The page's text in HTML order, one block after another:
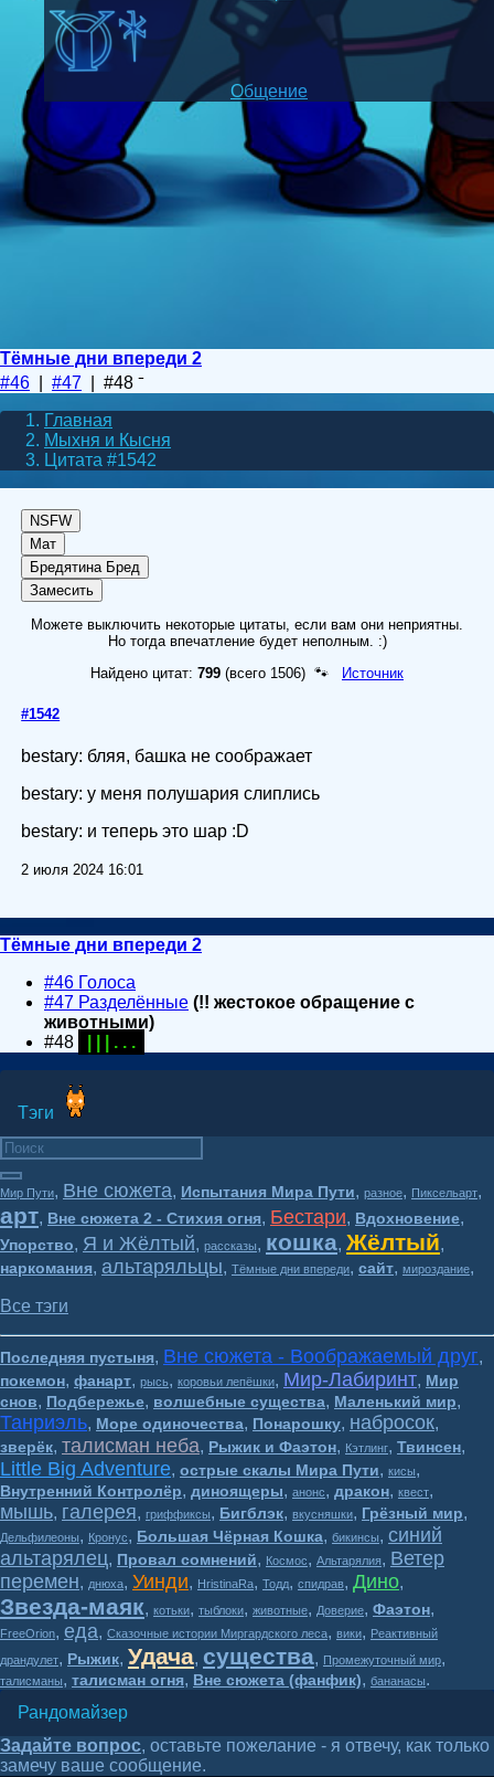
Общение
Тёмные дни впереди 2
#46
#47 | #48
Главная
Мыхня и Кысня
Цитата #1542
NSFW
Мат
Бредятина Бред
Замесить
Можете выключить некоторые цитаты, если вам они неприятны.
Но тогда впечатление будет неполным. :)
Найдено цитат: 799 (всего 1506) 🐾 Источник
#1542
bestary: бляя, башка не соображает
bestary: у меня полушария слиплись
bestary: и теперь это шар :D
2 июля 2024 16:01
Тёмные дни впереди 2
#46 Голоса
#47 Разделённые (!! жестокое обращение с
животными)
#48
| | | . . .
Тэги
Мир Пути, Вне сюжета, Испытания Мира Пути, разное, Пиксельарт,
арт, Вне сюжета 2 - Стихия огня, Бестари, Вдохновение,
Упорство, Я и Жёлтый, рассказы, кошка, Жёлтый,
наркомания, альтаряльцы, Тёмные дни впереди, сайт, мироздание,
Все тэги
Последняя пустыня, Вне сюжета - Воображаемый друг,
покемон, фанарт, рысь, коровьи лепёшки, Мир-Лабиринт, Мир
снов, Подбережье, волшебные существа, Маленький мир,
Танриэль, Море одиночества, Понарошку, набросок,
зверёк, талисман неба, Рыжик и Фаэтон, Кэтлинг, Твинсен,
Little Big Adventure, острые скалы Мира Пути, кисы,
Внутренний Контролёр, диноящеры, анонс, дракон, квест,
мышь, галерея, гриффиксы, Бигблэк, вкусняшки, Грёзный мир,
Дельфилеоны, Кронус, Большая Чёрная Кошка, бикинсы, синий
альтарялец, Провал сомнений, Космос, Альтарялия, Ветер
перемен, днюха, Уинди, HristinaRa, Тодд, спидрав, Дино,
Звезда-маяк, котьки, тыблоки, животные, Доверие, Фаэтон,
FreeOrion, еда, Сказочные истории Миргардского леса, вики, Реактивный
драндулет, Рыжик, Удача, существа, Промежуточный мир,
талисманы, талисман огня, Вне сюжета (фанфик), бананасы.
Рандомайзер
Задайте вопрос, оставьте пожелание - я отвечу, как только
замечу ваше сообщение.